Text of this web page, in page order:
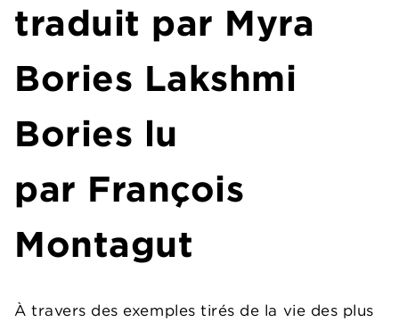
traduit par Myra
Bories Lakshmi
Bories lu
par François
Montagut
À travers des exemples tirés de la vie des plus